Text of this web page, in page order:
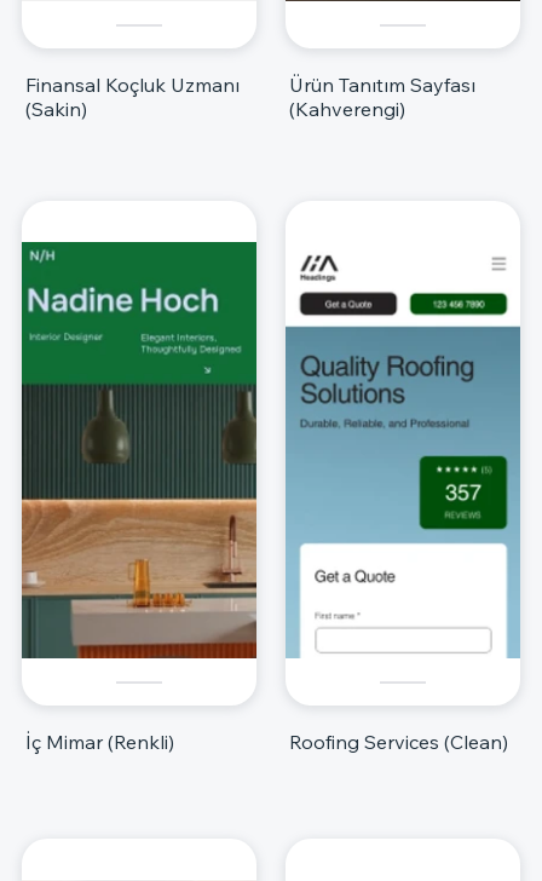
Finansal Koçluk Uzmanı
(Sakin)
Ürün Tanıtım Sayfası
(Kahverengi)
İç Mimar (Renkli) Roofing Services (Clean)